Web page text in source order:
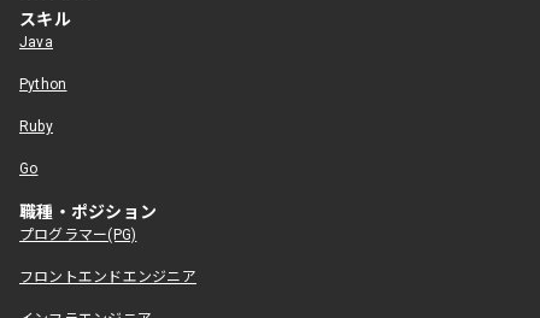
スキル
Java
Python
Ruby
Go
職種・ポジション
プログラマー(PG)
フロントエンドエンジニア